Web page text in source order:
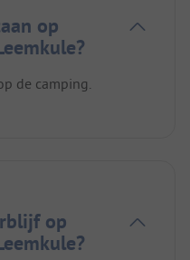
op
de camping.
op